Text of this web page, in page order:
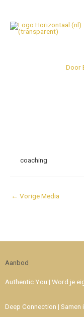
Door
coaching
← Vorige Media
Aanbod
Authentic You | Word je
Deep Connection | Samen